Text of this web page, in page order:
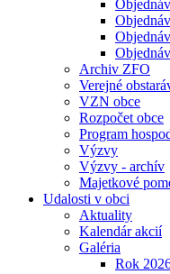
Archiv ZFO
Verejné
VZN obce
Rozpočet obce
Program
Výzvy
Výzvy - archív
Majetkové
Udalosti v obci
Aktuality
Kalendár akcií
Galéria
Rok